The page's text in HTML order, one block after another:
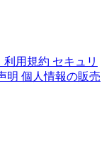
利用規約 セキュリ
明 個人情報の販売